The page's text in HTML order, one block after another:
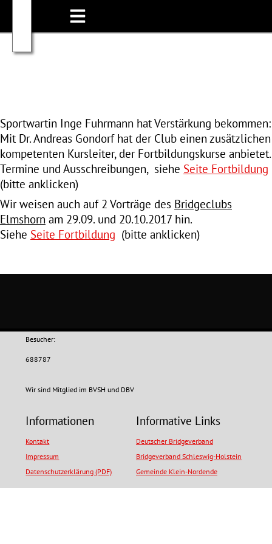
Sportwartin Inge Fuhrmann hat Verstärkung bekommen:
Mit Dr. Andreas Gondorf hat der Club einen zusätzlichen
kompetenten Kursleiter, der Fortbildungskurse anbietet.
Termine und Ausschreibungen, siehe Seite Fortbildung
(bitte anklicken)
Wir weisen auch auf 2 Vorträge des Bridgeclubs
Elmshorn am 29.09. und 20.10.2017 hin.
Siehe Seite Fortbildung (bitte anklicken)
Besucher:
688787
Wir sind Mitglied im BVSH und DBV
Informationen
Kontakt
Impressum
Datenschutzerklärung (PDF)
Informative Links
Deutscher Bridgeverband
Bridgeverband Schleswig-Holstein
Gemeinde Klein-Nordende